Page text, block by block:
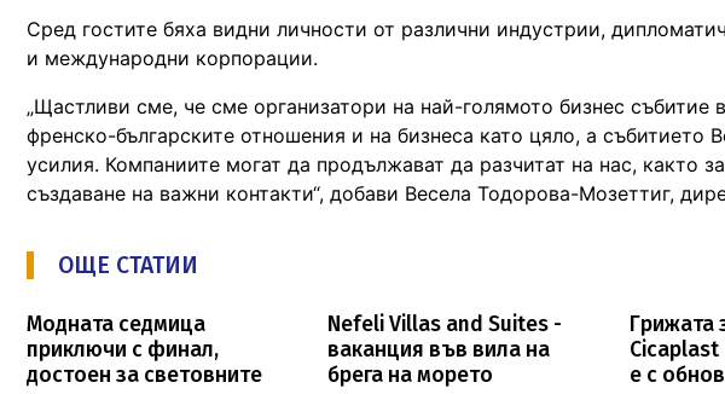
Сред гостите бяха видни личности от различни индустрии,
и международни корпорации.
„Щастливи сме, че сме организатори на най-голямото бизнес
френско-българските отношения и на бизнеса като цяло, а събитието
усилия. Компаниите могат да продължават да разчитат на нас, както
създаване на важни контакти“, добави Весела Тодорова-Мозеттиг,
ОЩЕ СТАТИИ
Модната седмица
приключи с финал,
достоен за световните
Nefeli Villas and Suites -
ваканция във вила на
брега на морето
Грижата
Cicaplast
е с